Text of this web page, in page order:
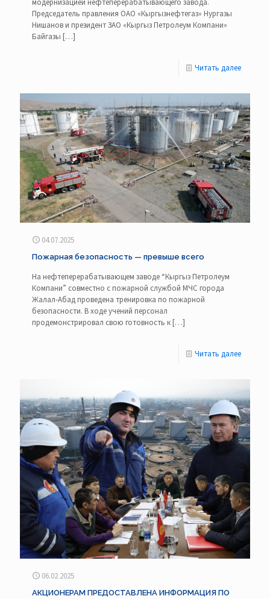
модернизацией нефтеперерабатывающего завода.
Председатель правления ОАО «Кыргызнефтегаз» Нургазы
Нишанов и президент ЗАО «Кыргыз Петролеум Компани»
Байгазы […]
Читать далее
04.07.2025
Пожарная безопасность — превыше всего
На нефтеперерабатывающем заводе “Кыргыз Петролеум
Компани” совместно с пожарной службой МЧС города
Жалал-Абад проведена тренировка по пожарной
безопасности. В ходе учений персонал
продемонстрировал свою готовность к […]
Читать далее
06.02.2025
АКЦИОНЕРАМ ПРЕДОСТАВЛЕНА ИНФОРМАЦИЯ ПО